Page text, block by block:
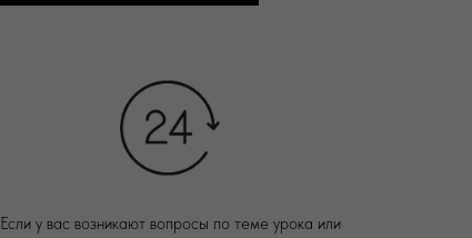
Если у вас возникают вопросы по теме урока или